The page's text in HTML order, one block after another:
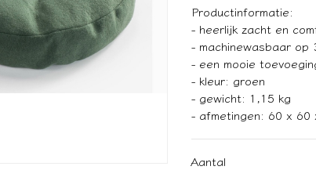
Productinformatie:
- heerlijk zacht en
- machinewasbaar op
- een mooie
- kleur: groen
- gewicht: 1,15 kg
- afmetingen: 60 x 60
Aantal